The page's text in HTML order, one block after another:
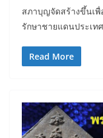
สภาบุญจัดสร้างขึ้นเ
รักษาชายแดนประเท
Read More